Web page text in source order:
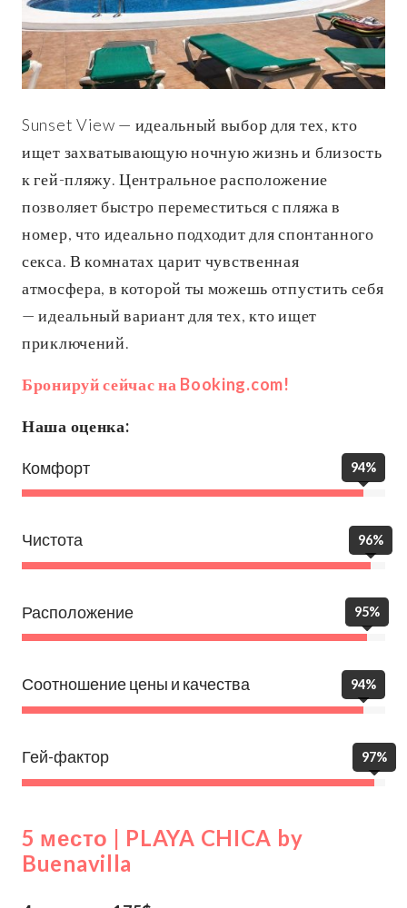
Sunset View — идеальный выбор для тех, кто
ищет захватывающую ночную жизнь и близость
к гей-пляжу. Центральное расположение
позволяет быстро переместиться с пляжа в
номер, что идеально подходит для спонтанного
секса. В комнатах царит чувственная
атмосфера, в которой ты можешь отпустить себя
— идеальный вариант для тех, кто ищет
приключений.
Бронируй сейчас на Booking.com!
Наша оценка:
Комфорт 94%
Чистота 96%
Расположение 95%
Соотношение цены и качества 94%
Гей-фактор 97%
5 место | PLAYA CHICA by
Buenavilla